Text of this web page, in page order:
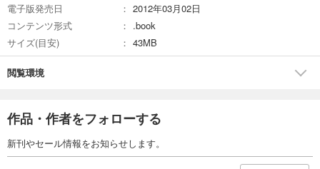
電子版発売日
2012年03月02日
コンテンツ形式
.book
サイズ(目安)
43MB
閲覧環境
作品・作者をフォローする
新刊やセール情報をお知らせします。